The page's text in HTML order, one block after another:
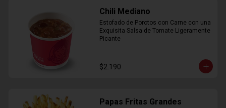
Chili Mediano
Estofado de Porotos con Carne con una
Exquisita Salsa de Tomate Ligeramente
Picante
$2.190
Papas Fritas Grandes